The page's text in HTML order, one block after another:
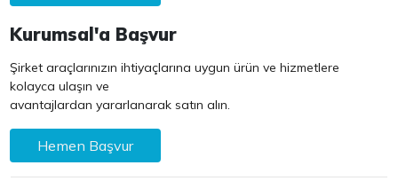
Kurumsal'a Başvur
Şirket araçlarınızın ihtiyaçlarına uygun ürün ve hizmetlere
kolayca ulaşın ve
avantajlardan yararlanarak satın alın.
Hemen Başvur